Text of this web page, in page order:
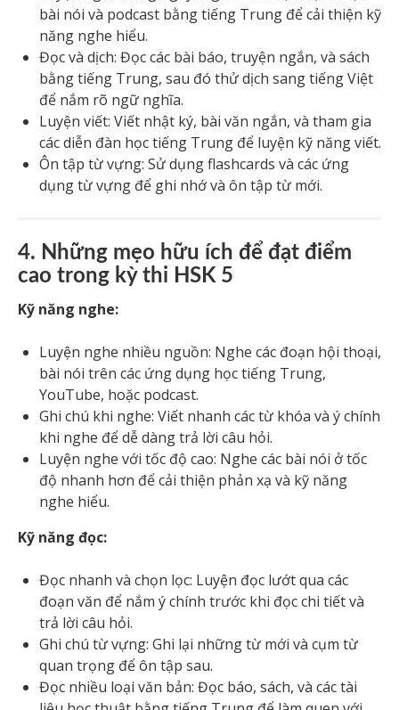
bài nói và podcast bằng tiếng Trung để cải thiện kỹ
năng nghe hiểu.
Đọc và dịch: Đọc các bài báo, truyện ngắn, và sách
bằng tiếng Trung, sau đó thử dịch sang tiếng Việt
để nắm rõ ngữ nghĩa.
Luyện viết: Viết nhật ký, bài văn ngắn, và tham gia
các diễn đàn học tiếng Trung để luyện kỹ năng viết.
Ôn tập từ vựng: Sử dụng flashcards và các ứng
dụng từ vựng để ghi nhớ và ôn tập từ mới.
4. Những mẹo hữu ích để đạt điểm
cao trong kỳ thi HSK 5
Kỹ năng nghe:
Luyện nghe nhiều nguồn: Nghe các đoạn hội thoại,
bài nói trên các ứng dụng học tiếng Trung,
YouTube, hoặc podcast.
Ghi chú khi nghe: Viết nhanh các từ khóa và ý chính
khi nghe để dễ dàng trả lời câu hỏi.
Luyện nghe với tốc độ cao: Nghe các bài nói ở tốc
độ nhanh hơn để cải thiện phản xạ và kỹ năng
nghe hiểu.
Kỹ năng đọc:
Đọc nhanh và chọn lọc: Luyện đọc lướt qua các
đoạn văn để nắm ý chính trước khi đọc chi tiết và
trả lời câu hỏi.
Ghi chú từ vựng: Ghi lại những từ mới và cụm từ
quan trọng để ôn tập sau.
Đọc nhiều loại văn bản: Đọc báo, sách, và các tài